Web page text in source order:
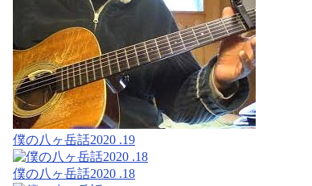
僕の八ヶ岳話2020 .19
僕の八ヶ岳話2020 .18